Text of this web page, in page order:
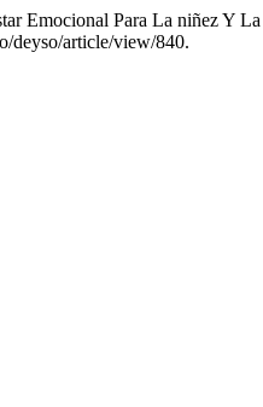
Emocional Para La niñez Y
deyso/article/view/840.